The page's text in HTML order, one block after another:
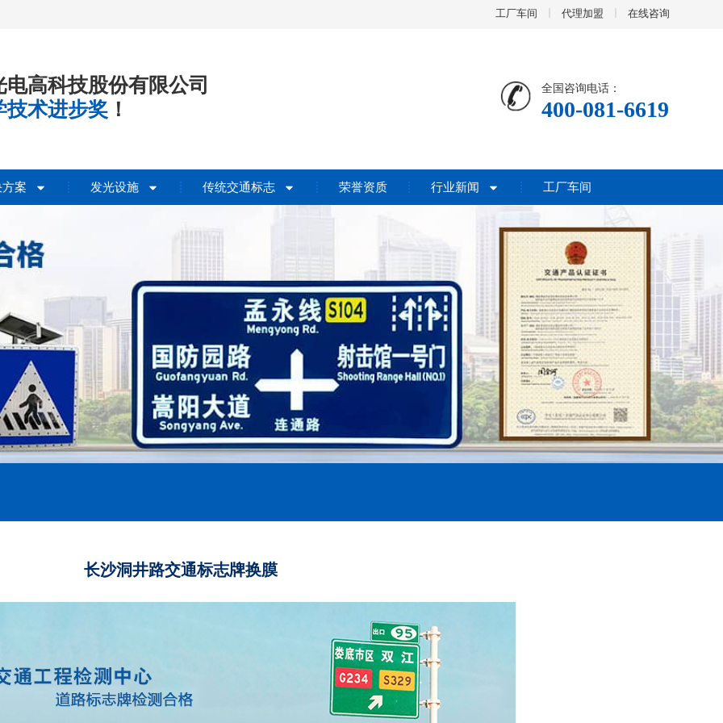
工厂车间 代理加盟 在线咨询
高科技股份有限公司
技术进步奖 ！
全国咨询电话：
400-081-6619
案 发光设施 传统交通标志 荣誉资质 行业新闻 工厂车间
长沙洞井路交通标志牌换膜